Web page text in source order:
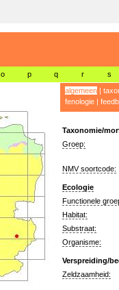
o p q r s
algemeen|
fenologie|
Taxonomie/
Groep:
NMV soortcode:
Ecologie
Functionele
Habitat:
Substraat:
Organisme:
Verspreiding/
Zeldzaamheid: